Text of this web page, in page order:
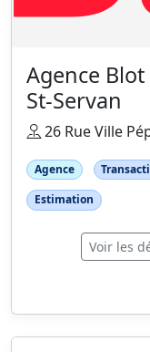
Agence
St-Servan
26 Rue Ville
Agence
Estimation
Voir les